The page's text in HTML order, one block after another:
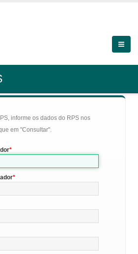
informe os dados do RPS nos
em "Consultar".